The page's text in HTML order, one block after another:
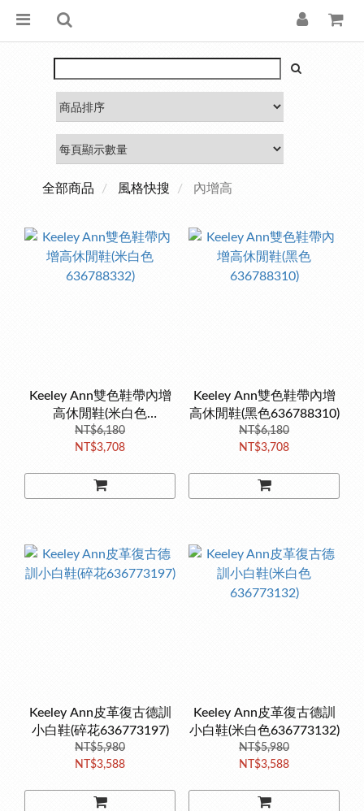
全部商品 風格快搜 內增高
Keeley Ann雙色鞋帶內增
高休閒鞋(米白色
636788332)
NT$6,180
NT$3,708
Keeley Ann雙色鞋帶內增
高休閒鞋(黑色636788310)
NT$6,180
NT$3,708
Keeley Ann皮革復古德訓
小白鞋(碎花636773197)
NT$5,980
NT$3,588
Keeley Ann皮革復古德訓
小白鞋(米白色636773132)
NT$5,980
NT$3,588